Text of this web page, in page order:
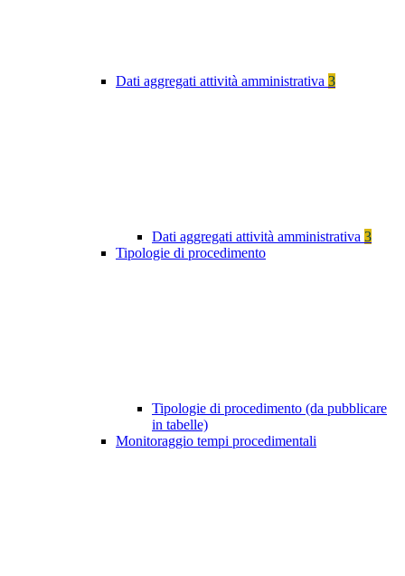
Dati aggregati attività amministrativa 3
Dati aggregati attività amministrativa 3
Tipologie di procedimento
Tipologie di procedimento (da pubblicare
in tabelle)
Monitoraggio tempi procedimentali